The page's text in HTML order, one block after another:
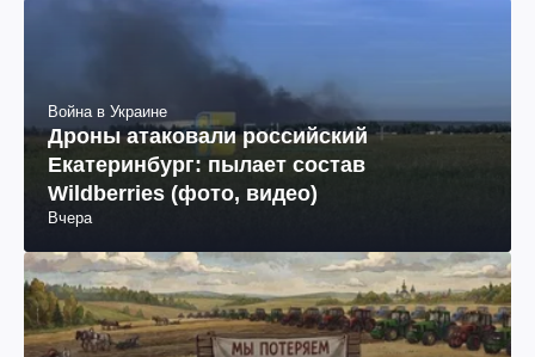
Война в Украине
Дроны атаковали российский
Екатеринбург: пылает состав
Wildberries (фото, видео)
Вчера